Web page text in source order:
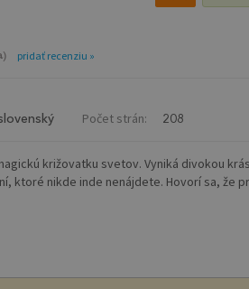
) pridať recenziu »
Počet strán: 208
križovatku svetov. Vyniká divokou
ktoré nikde inde nenájdete. Hovorí sa, že